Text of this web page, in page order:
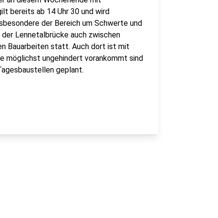
bereits ab 14 Uhr 30 und wird
der Bereich um Schwerte und
Lennetalbrücke auch zwischen
Bauarbeiten statt. Auch dort ist mit
möglichst ungehindert vorankommt sind
geplant.